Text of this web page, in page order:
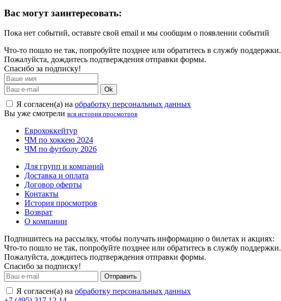
Вас могут заинтересовать:
Пока нет событий, оставьте свой email и мы сообщим о появлении событий
Что-то пошло не так, попробуйте позднее или обратитесь в службу поддержки.
Пожалуйста, дождитесь подтверждения отправки формы.
Спасибо за подписку!
Ok
Я согласен(а) на обработку персональных данных
Вы уже смотрели вся история просмотров
Еврохоккейтур
ЧМ по хоккею 2024
ЧМ по футболу 2026
Для групп и компаний
Доставка и оплата
Договор оферты
Контакты
История просмотров
Возврат
О компании
Подпишитесь на рассылку, чтобы получать информацию о билетах и акциях:
Что-то пошло не так, попробуйте позднее или обратитесь в службу поддержки.
Пожалуйста, дождитесь подтверждения отправки формы.
Спасибо за подписку!
Отправить
Я согласен(а) на обработку персональных данных